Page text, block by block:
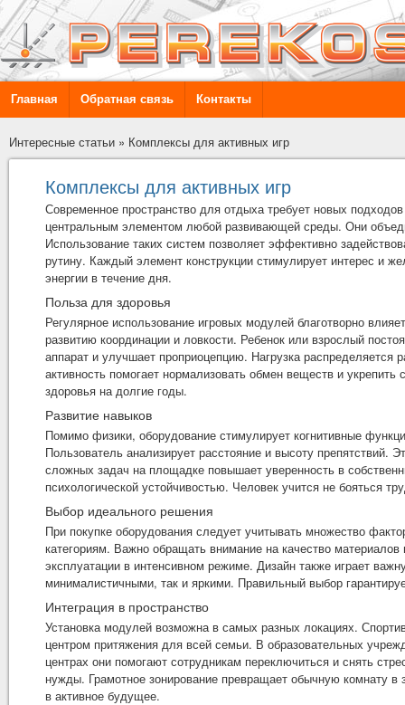
Главная Обратная связь Контакты
Интересные статьи » Комплексы для активных игр
Комплексы для активных игр
Современное пространство для отдыха требует новых
центральным элементом любой развивающей среды. Они
Использование таких систем позволяет эффективно
рутину. Каждый элемент конструкции стимулирует интерес и
энергии в течение дня.
Польза для здоровья
Регулярное использование игровых модулей благотворно
развитию координации и ловкости. Ребенок или взрослый
аппарат и улучшает проприоцепцию. Нагрузка
активность помогает нормализовать обмен веществ и
здоровья на долгие годы.
Развитие навыков
Помимо физики, оборудование стимулирует когнитивные
Пользователь анализирует расстояние и высоту
сложных задач на площадке повышает уверенность в
психологической устойчивостью. Человек учится не бояться
Выбор идеального решения
При покупке оборудования следует учитывать множество
категориям. Важно обращать внимание на качество
эксплуатации в интенсивном режиме. Дизайн также играет
минималистичными, так и яркими. Правильный выбор
Интеграция в пространство
Установка модулей возможна в самых разных локациях.
центром притяжения для всей семьи. В образовательных
центрах они помогают сотрудникам переключиться и снять
нужды. Грамотное зонирование превращает обычную комнату в
в активное будущее.